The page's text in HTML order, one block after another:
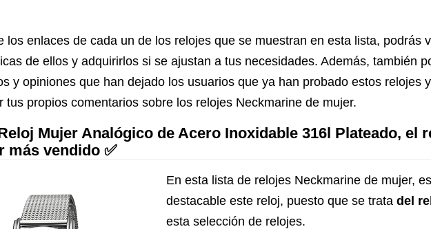
los enlaces de cada un de los relojes que se muestran en esta lista, podrás
de ellos y adquirirlos si se ajustan a tus necesidades. Además, también
y opiniones que han dejado los usuarios que ya han probado estos relojes
tus propios comentarios sobre los relojes Neckmarine de mujer.
Mujer Analógico de Acero Inoxidable 316l Plateado, el
más vendido ✅
En esta lista de relojes Neckmarine de mujer,
destacable este reloj, puesto que se trata del
esta selección de relojes.